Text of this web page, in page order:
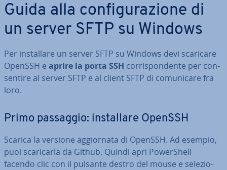
Guida alla con­fi­gu­ra­zio­ne di
un server SFTP su Windows
Per in­stal­la­re un server SFTP su Windows devi scaricare
OpenSSH e aprire la porta SSH cor­ri­spon­den­te per con­
sen­ti­re al server SFTP e al client SFTP di co­mu­ni­ca­re fra
loro.
Primo passaggio: in­stal­la­re OpenSSH
Scarica la versione ag­gior­na­ta di OpenSSH. Ad esempio,
puoi sca­ri­car­la da Github. Quindi apri Po­wer­Shell
facendo clic con il pulsante destro del mouse e se­le­zio­